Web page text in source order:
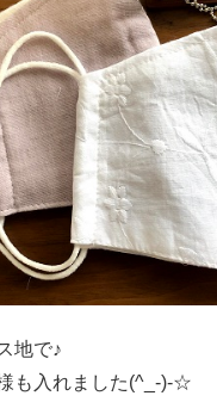
地で♪
も入れました(^_-)-☆